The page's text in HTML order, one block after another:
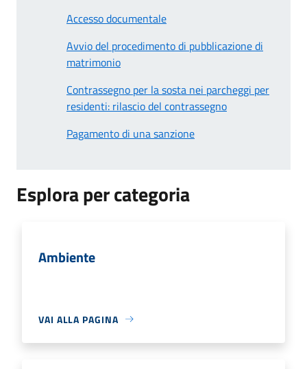
Accesso documentale
Avvio del procedimento di pubblicazione di
matrimonio
Contrassegno per la sosta nei parcheggi per
residenti: rilascio del contrassegno
Pagamento di una sanzione
Esplora per categoria
Ambiente
VAI ALLA PAGINA